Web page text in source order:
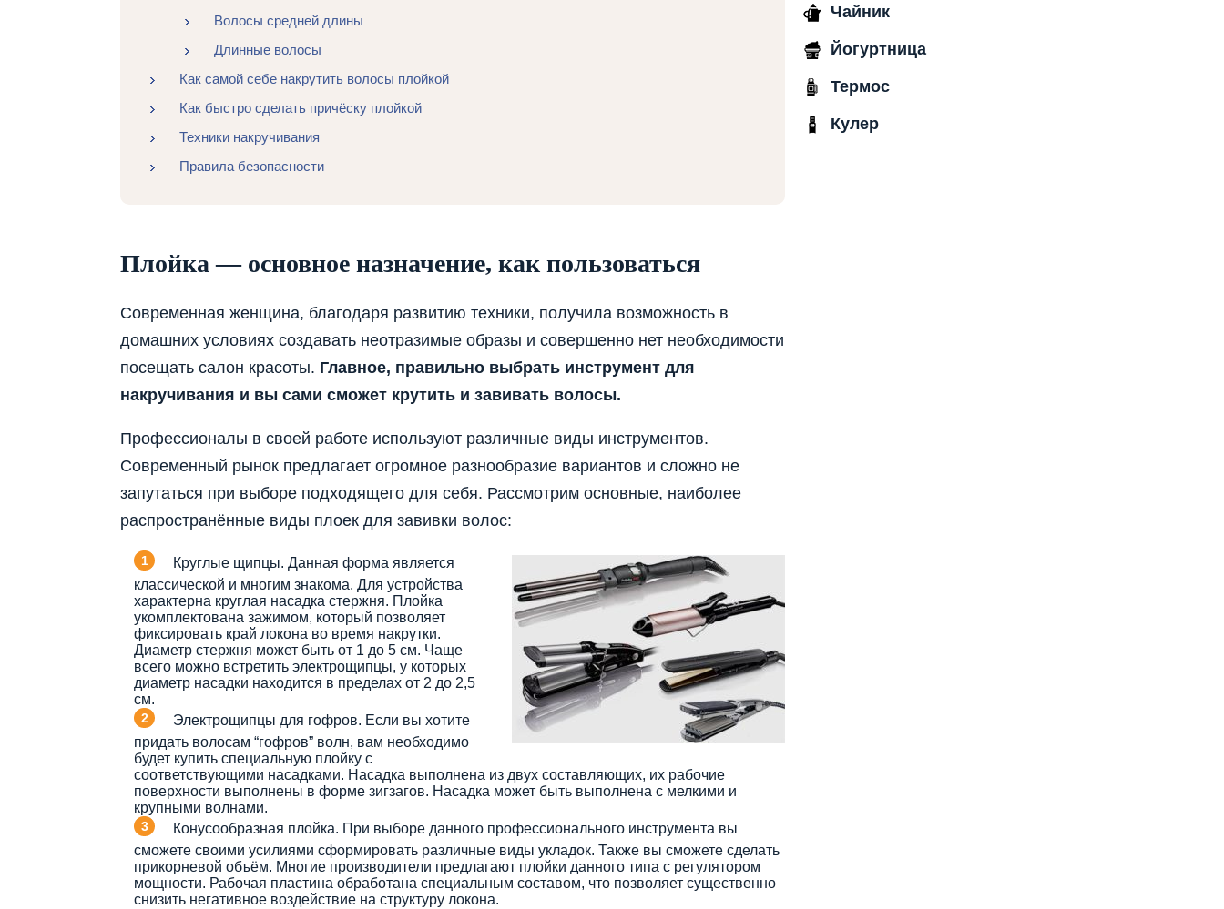
Волосы средней длины
Длинные волосы
Как самой себе накрутить волосы плойкой
Как быстро сделать причёску плойкой
Техники накручивания
Правила безопасности
Плойка — основное назначение, как пользоваться
Современная женщина, благодаря развитию техники, получила возможность в
домашних условиях создавать неотразимые образы и совершенно нет необходимости
посещать салон красоты. Главное, правильно выбрать инструмент для
накручивания и вы сами сможет крутить и завивать волосы.
Профессионалы в своей работе используют различные виды инструментов.
Современный рынок предлагает огромное разнообразие вариантов и сложно не
запутаться при выборе подходящего для себя. Рассмотрим основные, наиболее
распространённые виды плоек для завивки волос:
Круглые щипцы. Данная форма является
классической и многим знакома. Для устройства
характерна круглая насадка стержня. Плойка
укомплектована зажимом, который позволяет
фиксировать край локона во время накрутки.
Диаметр стержня может быть от 1 до 5 см. Чаще
всего можно встретить электрощипцы, у которых
диаметр насадки находится в пределах от 2 до 2,5
см.
Электрощипцы для гофров. Если вы хотите
придать волосам “гофров” волн, вам необходимо
будет купить специальную плойку с
соответствующими насадками. Насадка выполнена из двух составляющих, их рабочие
поверхности выполнены в форме зигзагов. Насадка может быть выполнена с мелкими и
крупными волнами.
Конусообразная плойка. При выборе данного профессионального инструмента вы
сможете своими усилиями сформировать различные виды укладок. Также вы сможете сделать
прикорневой объём. Многие производители предлагают плойки данного типа с регулятором
мощности. Рабочая пластина обработана специальным составом, что позволяет существенно
снизить негативное воздействие на структуру локона.
Чайник
Йогуртница
Термос
Кулер